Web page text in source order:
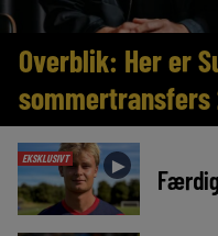
Overblik: Her er
sommertransfers
EKSKLUSIVT ►